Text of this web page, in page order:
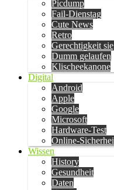
Picdump
Fail-Dienstag
Cute News
Retro
Gerechtigkeit
Dumm gelaufen
Klischeekanone
Digital
Android
Apple
Google
Microsoft
Hardware-Test
Online-
Wissen
History
Gesundheit
Daten